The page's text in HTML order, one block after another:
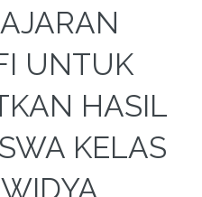
UNTUK
HASIL
KELAS